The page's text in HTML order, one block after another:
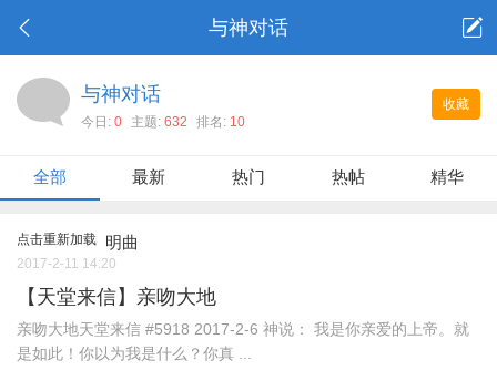
与神对话
收藏
与神对话
今日: 0 主题: 632 排名: 10
全部 最新 热门 热帖 精华
点击重新加载 明曲
2017-2-11 14:20
【天堂来信】亲吻大地
亲吻大地天堂来信 #5918 2017-2-6 神说： 我是你亲爱的上帝。就
是如此！你以为我是什么？你真 ...